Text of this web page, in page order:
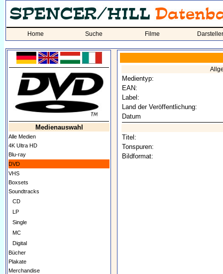
Home Suche Filme Darsteller
Medienauswahl
Alle Medien
4K Ultra HD
Blu-ray
DVD
VHS
Boxsets
Soundtracks
CD
LP
Single
MC
Digital
Bücher
Plakate
Merchandise
Medientyp:
EAN:
Label:
Land der Veröffentlichung:
Datum
Titel:
Tonspuren:
Bildformat: